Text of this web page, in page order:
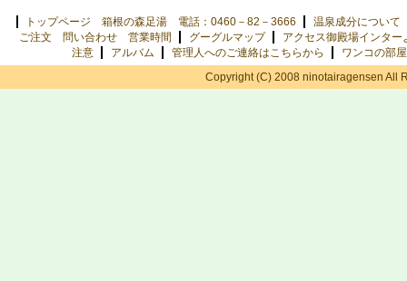
トップページ 箱根の森足湯 電話：0460－82－3666
温泉成分について
ご注文 問い合わせ 営業時間
グーグルマップ
アクセス御殿場インター
注意
アルバム 管理人へのご連絡はこちらから
ワンコの部屋
Copyright (C) 2008 ninotairagensen All